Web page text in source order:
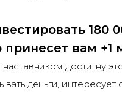
180
принесет вам +1
достигну
деньги,